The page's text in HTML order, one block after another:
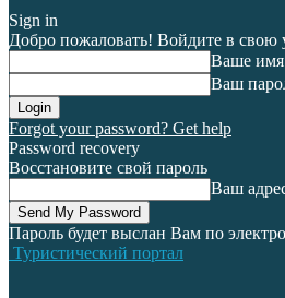
Sign in
Добро пожаловать! Войдите в свою
Ваше имя
Ваш
Forgot your password? Get help
Password recovery
Восстановите свой пароль
Ваш
Пароль будет выслан Вам по
Туристический портал